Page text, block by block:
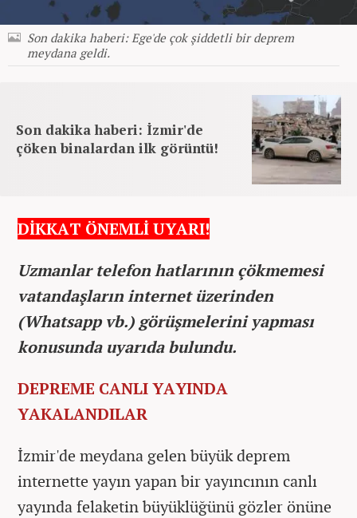
Son dakika haberi: Ege'de çok şiddetli bir deprem
meydana geldi.
Son dakika haberi: İzmir'de
çöken binalardan ilk görüntü!
DİKKAT ÖNEMLİ UYARI!
Uzmanlar telefon hatlarının çökmemesi
vatandaşların internet üzerinden
(Whatsapp vb.) görüşmelerini yapması
konusunda uyarıda bulundu.
DEPREME CANLI YAYINDA
YAKALANDILAR
İzmir'de meydana gelen büyük deprem
internette yayın yapan bir yayıncının canlı
yayında felaketin büyüklüğünü gözler önüne